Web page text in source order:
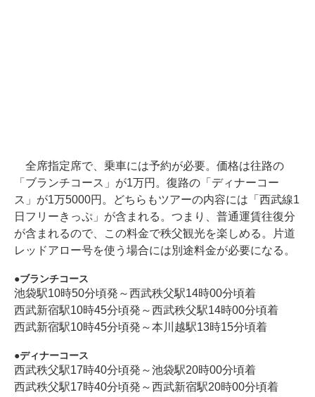
全席指定席で、乗車には予約が必要。価格は往路の
「ブランチコース」が1万円。復路の「ディナーコー
ス」が1万5000円。どちらもツアーの内容には「西武線1
日フリーきっぷ」が含まれる。つまり、普通運賃往復分
が含まれるので、この料金で秩父観光を楽しめる。片道
レッドアロー号を使う場合には別途料金が必要になる。
ブランチコース
池袋駅10時50分頃発～西武秩父駅14時00分頃着
西武新宿駅10時45分頃発～西武秩父駅14時00分頃着
西武新宿駅10時45分頃発～本川越駅13時15分頃着
ディナーコース
西武秩父駅17時40分頃発～池袋駅20時00分頃着
西武秩父駅17時40分頃発～西武新宿駅20時00分頃着